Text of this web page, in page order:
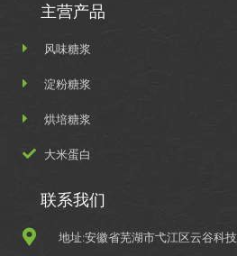
主营产品
风味糖浆
淀粉糖浆
烘培糖浆
大米蛋白
联系我们
地址:安徽省芜湖市弋江区云谷科